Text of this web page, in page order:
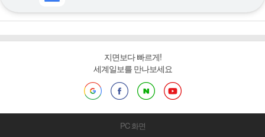
지면보다 빠르게!
세계일보를 만나보세요
PC 화면